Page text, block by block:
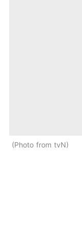
Photo from tvN